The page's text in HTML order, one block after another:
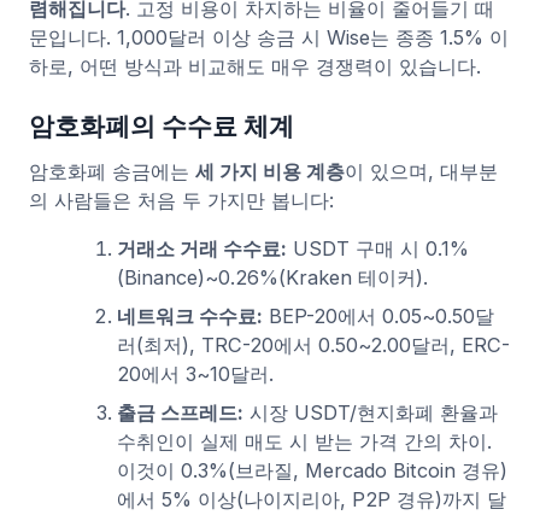
렴해집니다. 고정 비용이 차지하는 비율이 줄어들기 때
문입니다. 1,000달러 이상 송금 시 Wise는 종종 1.5% 이
하로, 어떤 방식과 비교해도 매우 경쟁력이 있습니다.
암호화폐의 수수료 체계
암호화폐 송금에는 세 가지 비용 계층이 있으며, 대부분
의 사람들은 처음 두 가지만 봅니다:
거래소 거래 수수료: USDT 구매 시 0.1%
(Binance)~0.26%(Kraken 테이커).
네트워크 수수료: BEP-20에서 0.05~0.50달
러(최저), TRC-20에서 0.50~2.00달러, ERC-
20에서 3~10달러.
출금 스프레드: 시장 USDT/현지화폐 환율과
수취인이 실제 매도 시 받는 가격 간의 차이.
이것이 0.3%(브라질, Mercado Bitcoin 경유)
에서 5% 이상(나이지리아, P2P 경유)까지 달